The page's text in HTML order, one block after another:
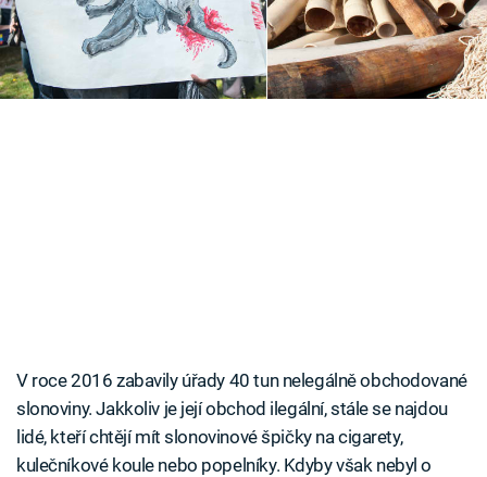
Časopis
Sledujte prima+
V roce 2016 zabavily úřady 40 tun nelegálně obchodované
slonoviny. Jakkoliv je její obchod ilegální, stále se najdou
lidé, kteří chtějí mít slonovinové špičky na cigarety,
kulečníkové koule nebo popelníky. Kdyby však nebyl o